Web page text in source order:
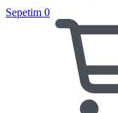
Sepetim 0